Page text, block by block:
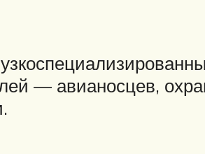
— авианосцев,